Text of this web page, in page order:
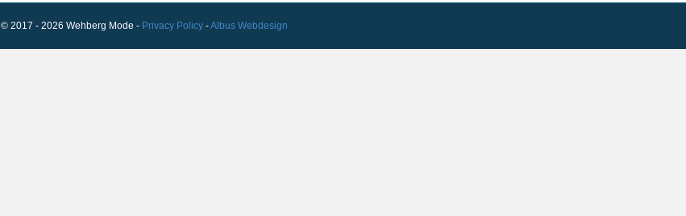
© 2017 - 2026 Wehberg Mode - Privacy Policy -Albus Webdesign